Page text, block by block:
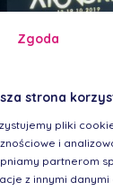
Zgoda
strona
pliki
i
partnerom
z innymi danymi